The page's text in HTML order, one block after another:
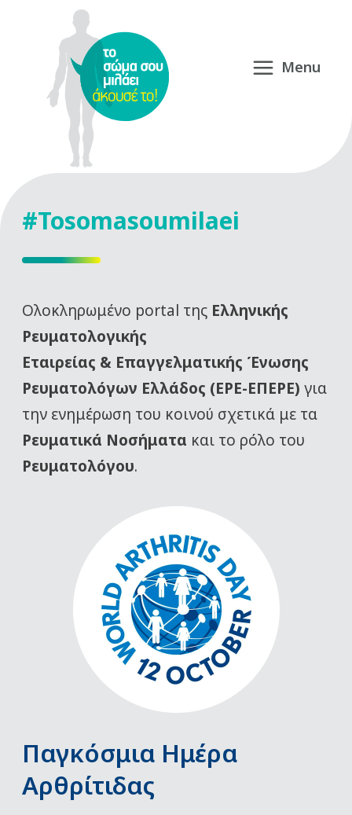
#Tosomasoumilaei
Oλοκληρωμένο portal της Ελληνικής
Ρευματολογικής
Εταιρείας & Επαγγελματικής Ένωσης
Ρευματολόγων Ελλάδος (ΕΡΕ-ΕΠΕΡΕ) για
την ενημέρωση του κοινού σχετικά με τα
Ρευματικά Νοσήματα και το ρόλο του
Ρευματολόγου.
Παγκόσμια Ημέρα
Αρθρίτιδας